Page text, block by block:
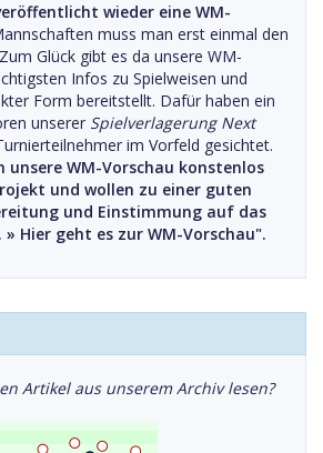
wieder eine WM-
muss man erst einmal den
Glück gibt es da unsere WM-
Infos zu Spielweisen und
Form bereitstellt. Dafür haben ein
unserer Spielverlagerung Next
im Vorfeld gesichtet.
unsere WM-Vorschau konstenlos
und wollen zu einer guten
und Einstimmung auf das
» Hier geht es zur WM-Vorschau".
Artikel aus unserem Archiv lesen?